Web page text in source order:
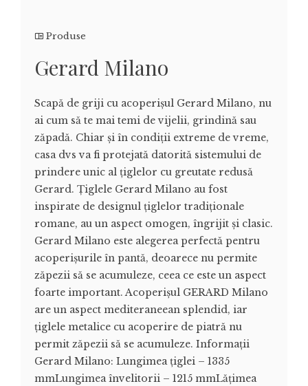
Produse
Gerard Milano
Scapă de griji cu acoperișul Gerard Milano, nu
ai cum să te mai temi de vijelii, grindină sau
zăpadă. Chiar și în condiții extreme de vreme,
casa dvs va fi protejată datorită sistemului de
prindere unic al țiglelor cu greutate redusă
Gerard. Țiglele Gerard Milano au fost
inspirate de designul țiglelor tradiționale
romane, au un aspect omogen, îngrijit și clasic.
Gerard Milano este alegerea perfectă pentru
acoperișurile în pantă, deoarece nu permite
zăpezii să se acumuleze, ceea ce este un aspect
foarte important. Acoperișul GERARD Milano
are un aspect mediteraneean splendid, iar
țiglele metalice cu acoperire de piatră nu
permit zăpezii să se acumuleze. Informații
Gerard Milano: Lungimea țiglei – 1335
mmLungimea învelitorii – 1215 mmLățimea